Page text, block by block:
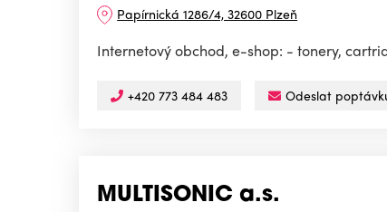
Papírnická 1286/4, 32600 Plzeň
Internetový obchod, e-shop: - tonery,
+420 773 484 483 Odeslat
MULTISONIC a.s.